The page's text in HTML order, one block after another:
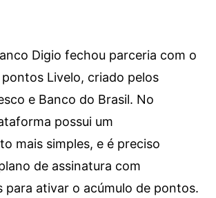
Digio fechou parceria com o
Livelo, criado pelos
e Banco do Brasil. No
possui um
mais simples, e é preciso
de assinatura com
para ativar o acúmulo de pontos.